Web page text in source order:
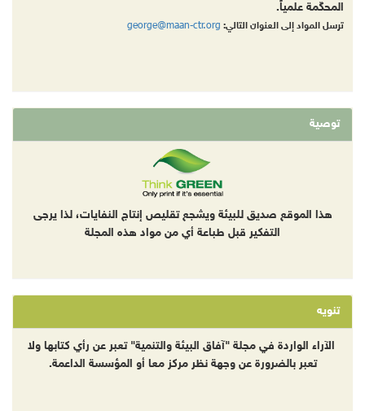
المحكّمة علمياً.
ترسل المواد إلى العنوان التالي: george@maan-ctr.org
توصية
هذا الموقع صديق للبيئة ويشجع تقليص إنتاج النفايات، لذا يرجى
التفكير قبل طباعة أي من مواد هذه المجلة
تنويه
الآراء الواردة في مجلة "آفاق البيئة والتنمية" تعبر عن رأي كتابها ولا
تعبر بالضرورة عن وجهة نظر مركز معا أو المؤسسة الداعمة.